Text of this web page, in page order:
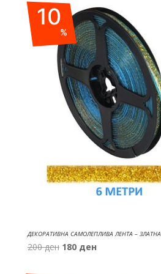
990 ден.790 ден.
10
%
ДЕКОРАТИВНА САМОЛЕПЛИВА ЛЕНТА – ЗЛАТНА
200ден Original
180 денCurrent